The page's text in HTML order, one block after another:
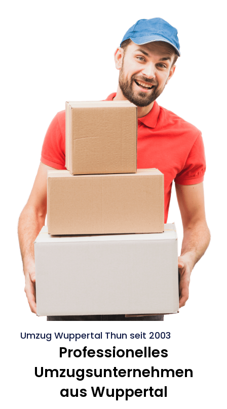
Umzug Wuppertal Thun seit 2003
Professionelles
Umzugsunternehmen
aus Wuppertal